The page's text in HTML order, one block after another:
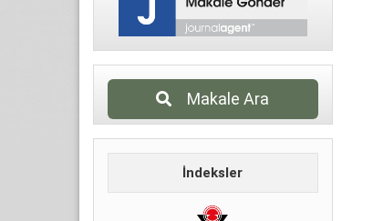
Makale Ara
İndeksler